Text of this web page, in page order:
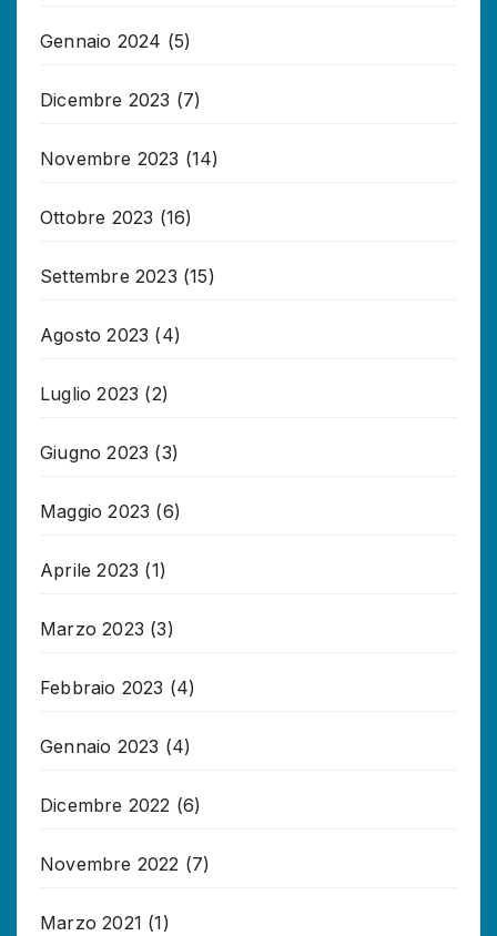
Gennaio 2024 (5)
Dicembre 2023 (7)
Novembre 2023 (14)
Ottobre 2023 (16)
Settembre 2023 (15)
Agosto 2023 (4)
Luglio 2023 (2)
Giugno 2023 (3)
Maggio 2023 (6)
Aprile 2023 (1)
Marzo 2023 (3)
Febbraio 2023 (4)
Gennaio 2023 (4)
Dicembre 2022 (6)
Novembre 2022 (7)
Marzo 2021 (1)